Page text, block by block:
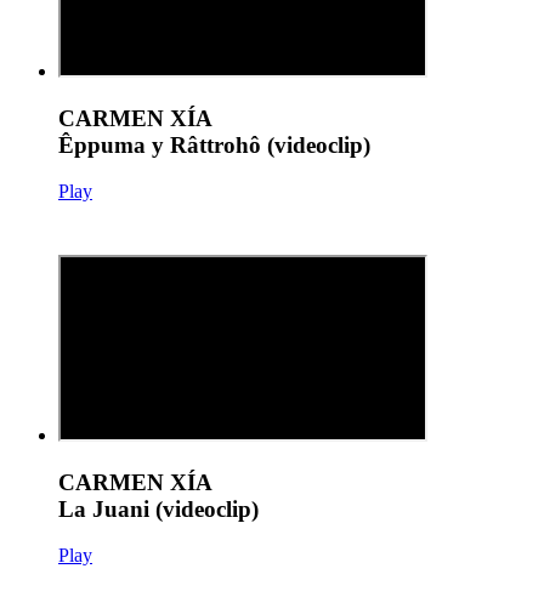
CARMEN XÍA
Êppuma y Râttrohô (videoclip)
Play
CARMEN XÍA
La Juani (videoclip)
Play